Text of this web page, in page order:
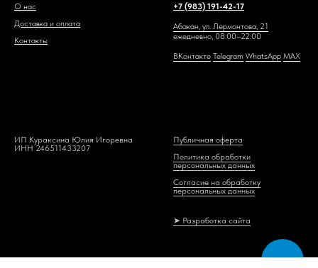
О нас
Доставка и оплата
Контакты
+7 (983) 191-42-17
Абакан, ул. Лермонтова, 21
ежедневно, 08:00–22:00
ВКонтакте Telegram WhatsApp MAX
ИП Кураксина Юлия Игоревна
ИНН 246511433207
Публичная оферта
Политика обработки
персональных данных
Согласие на обработку
персональных данных
➤ Разработка сайта